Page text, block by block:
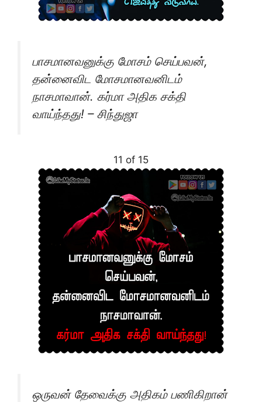
பாசமானவனுக்கு மோசம் செய்பவன்,
தன்னைவிட மோசமானவனிடம்
நாசமாவான். கர்மா அதிக சக்தி
வாய்ந்தது! – சிந்துஜா
11 of 15
ஒருவன் தேவைக்கு அதிகம் பணிகிறான்